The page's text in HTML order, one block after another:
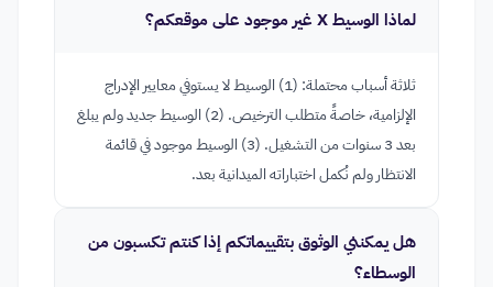
لماذا الوسيط X غير موجود على موقعكم؟
ثلاثة أسباب محتملة: (1) الوسيط لا يستوفي معايير الإدراج
الإلزامية، خاصةً متطلب الترخيص. (2) الوسيط جديد ولم يبلغ
بعد 3 سنوات من التشغيل. (3) الوسيط موجود في قائمة
الانتظار ولم نُكمل اختباراته الميدانية بعد.
هل يمكنني الوثوق بتقييماتكم إذا كنتم تكسبون من
الوسطاء؟